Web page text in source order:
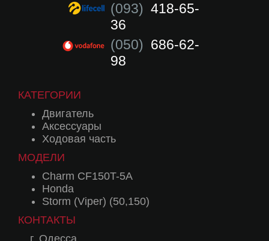
(093) 418-65-
36
(050) 686-62-
98
КАТЕГОРИИ
Двигатель
Аксессуары
Ходовая часть
МОДЕЛИ
Charm CF150T-5A
Honda
Storm (Viper) (50,150)
КОНТАКТЫ